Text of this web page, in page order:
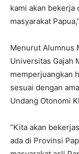
kami akan
masyarakat
Menurut Alumnus
Universitas Gajah
memperjuangkan
sesuai dengan
Undang Otonomi
“Kita akan
ada di Provinsi